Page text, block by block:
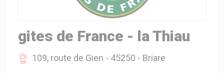
gites de France - la Thiau
109, route de Gien - 45250 - Briare